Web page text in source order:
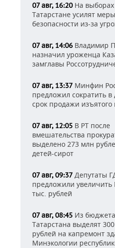
07 авг, 16:20На выборах
Татарстане усилят меры
безопасности из-за
07 авг, 14:06 Владимир
назначил уроженца
замглавы
07 авг, 13:37 Минфин
предложил сократить в
срок продажи
07 авг, 12:05 В РТ после
вмешательства
выделено 273 млн
детей-сирот
07 авг, 09:37 Депутаты
предложили
тыс. рублей
07 авг, 08:45 Из бюджета
Татарстана выделят
рублей на капремонт
Минэкологии